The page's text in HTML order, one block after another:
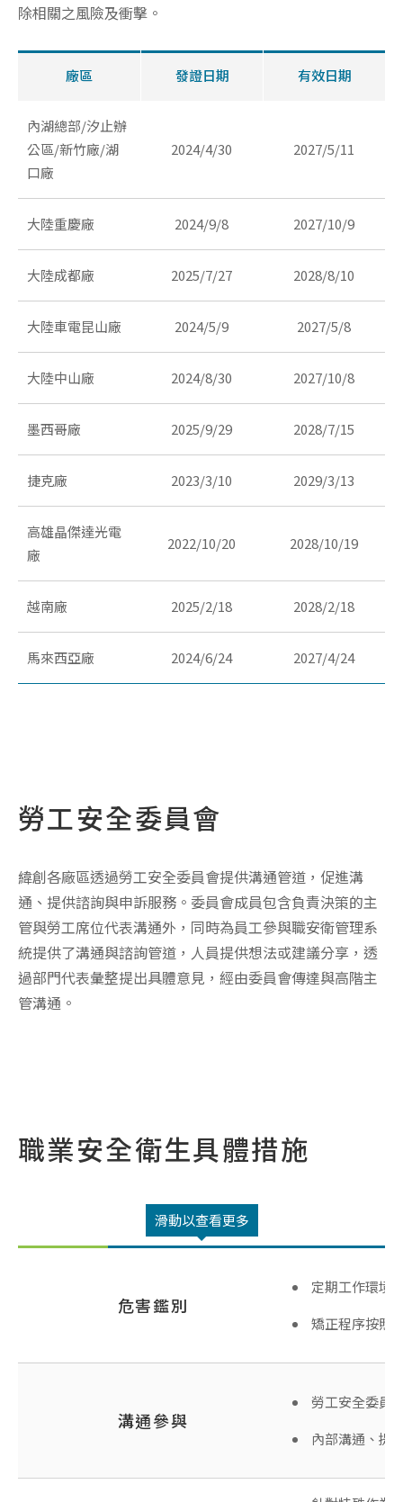
除相關之風險及衝擊。
廠區 發證日期 有效日期
內湖總部/汐止辦
公區/新竹廠/湖
口廠
2024/4/30 2027/5/11
大陸重慶廠 2024/9/8 2027/10/9
大陸成都廠 2025/7/27 2028/8/10
大陸車電昆山廠 2024/5/9 2027/5/8
大陸中山廠 2024/8/30 2027/10/8
墨西哥廠 2025/9/29 2028/7/15
捷克廠 2023/3/10 2029/3/13
高雄晶傑達光電
廠
2022/10/20 2028/10/19
越南廠 2025/2/18 2028/2/18
馬來西亞廠 2024/6/24 2027/4/24
勞工安全委員會
緯創各廠區透過勞工安全委員會提供溝通管道，促進溝
通、提供諮詢與申訴服務。委員會成員包含負責決策的主
管與勞工席位代表溝通外，同時為員工參與職安衛管理系
統提供了溝通與諮詢管道，人員提供想法或建議分享，透
過部門代表彙整提出具體意見，經由委員會傳達與高階主
管溝通。
職業安全衛生具體措施
滑動以查看更多
危害鑑別
定期工作環境
矯正程序按照
溝通參與
勞工安全委員
內部溝通、提